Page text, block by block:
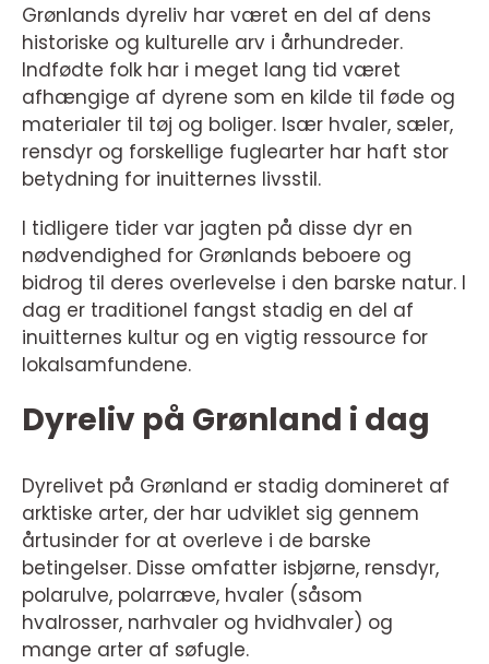
Grønlands dyreliv har været en del af dens
historiske og kulturelle arv i århundreder.
Indfødte folk har i meget lang tid været
afhængige af dyrene som en kilde til føde og
materialer til tøj og boliger. Især hvaler, sæler,
rensdyr og forskellige fuglearter har haft stor
betydning for inuitternes livsstil.
I tidligere tider var jagten på disse dyr en
nødvendighed for Grønlands beboere og
bidrog til deres overlevelse i den barske natur. I
dag er traditionel fangst stadig en del af
inuitternes kultur og en vigtig ressource for
lokalsamfundene.
Dyreliv på Grønland i dag
Dyrelivet på Grønland er stadig domineret af
arktiske arter, der har udviklet sig gennem
årtusinder for at overleve i de barske
betingelser. Disse omfatter isbjørne, rensdyr,
polarulve, polarræve, hvaler (såsom
hvalrosser, narhvaler og hvidhvaler) og
mange arter af søfugle.